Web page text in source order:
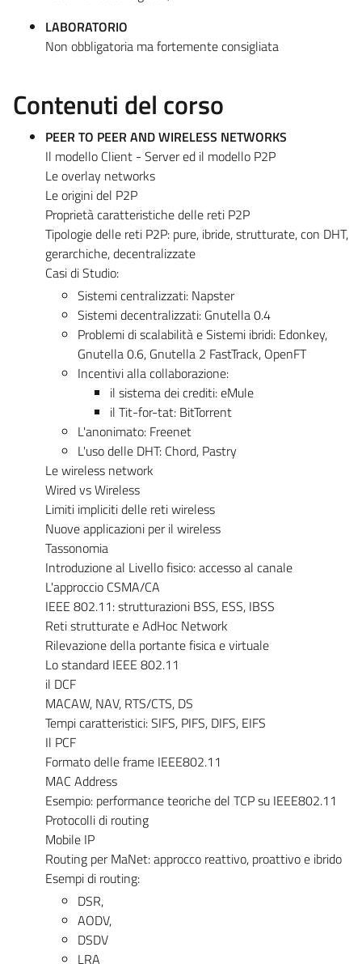
LABORATORIO
Non obbligatoria ma fortemente consigliata
Contenuti del corso
PEER TO PEER AND WIRELESS NETWORKS
Il modello Client - Server ed il modello P2P
Le overlay networks
Le origini del P2P
Proprietà caratteristiche delle reti P2P
Tipologie delle reti P2P: pure, ibride, strutturate, con DHT,
gerarchiche, decentralizzate
Casi di Studio:
Sistemi centralizzati: Napster
Sistemi decentralizzati: Gnutella 0.4
Problemi di scalabilità e Sistemi ibridi: Edonkey,
Gnutella 0.6, Gnutella 2 FastTrack, OpenFT
Incentivi alla collaborazione:
il sistema dei crediti: eMule
il Tit-for-tat: BitTorrent
L'anonimato: Freenet
L'uso delle DHT: Chord, Pastry
Le wireless network
Wired vs Wireless
Limiti impliciti delle reti wireless
Nuove applicazioni per il wireless
Tassonomia
Introduzione al Livello fisico: accesso al canale
L'approccio CSMA/CA
IEEE 802.11: strutturazioni BSS, ESS, IBSS
Reti strutturate e AdHoc Network
Rilevazione della portante fisica e virtuale
Lo standard IEEE 802.11
il DCF
MACAW, NAV, RTS/CTS, DS
Tempi caratteristici: SIFS, PIFS, DIFS, EIFS
Il PCF
Formato delle frame IEEE802.11
MAC Address
Esempio: performance teoriche del TCP su IEEE802.11
Protocolli di routing
Mobile IP
Routing per MaNet: approcco reattivo, proattivo e ibrido
Esempi di routing:
DSR,
AODV,
DSDV
LRA